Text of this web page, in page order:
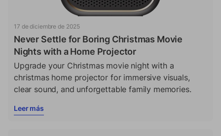
17 de diciembre de 2025
Never Settle for Boring Christmas Movie
Nights with a Home Projector
Upgrade your Christmas movie night with a
christmas home projector for immersive visuals,
clear sound, and unforgettable family memories.
Leer más